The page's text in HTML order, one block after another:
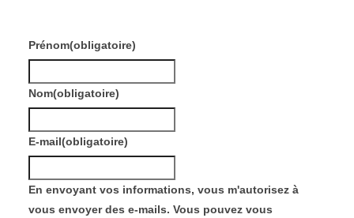
Prénom(obligatoire)
Nom(obligatoire)
E-mail(obligatoire)
En envoyant vos informations, vous m'autorisez à
vous envoyer des e-mails. Vous pouvez vous